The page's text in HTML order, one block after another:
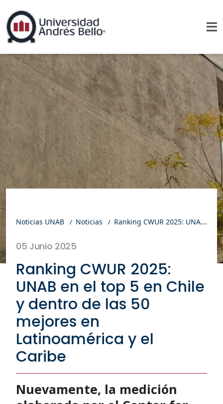
Noticias UNAB Noticias Ranking CWUR 2025: UNAB en el top 5 en Chile y dentro de las 50 mejores en Latinoamérica y el Caribe
05 Junio 2025
Ranking CWUR 2025:
UNAB en el top 5 en Chile
y dentro de las 50
mejores en
Latinoamérica y el
Caribe
Nuevamente, la medición